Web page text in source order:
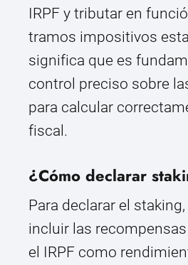
IRPF y tributar en
tramos impositivos
significa que es
control preciso sobre
para calcular
fiscal.
¿Cómo declarar
Para declarar el
incluir las
el IRPF como